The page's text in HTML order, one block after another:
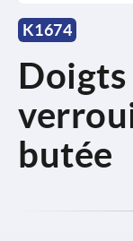
K1674
butée